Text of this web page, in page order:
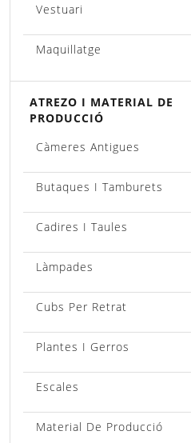
Vestuari
Maquillatge
ATREZO I MATERIAL DE
PRODUCCIÓ
Càmeres Antigues
Butaques I Tamburets
Cadires I Taules
Làmpades
Cubs Per Retrat
Plantes I Gerros
Escales
Material De Producció